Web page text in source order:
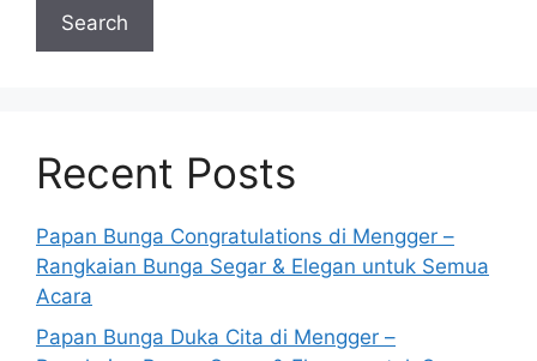
Search
Recent Posts
Papan Bunga Congratulations di Mengger –
Rangkaian Bunga Segar & Elegan untuk Semua
Acara
Papan Bunga Duka Cita di Mengger –